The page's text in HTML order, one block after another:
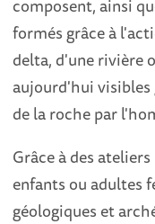
composent, ainsi
formés grâce à
delta, d'une rivière
aujourd'hui
de la roche par
Grâce à des
enfants ou adultes
géologiques et